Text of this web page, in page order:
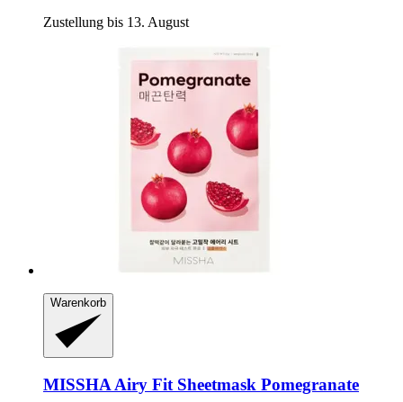
Zustellung bis 13. August
Warenkorb
MISSHA Airy Fit Sheetmask Pomegranate